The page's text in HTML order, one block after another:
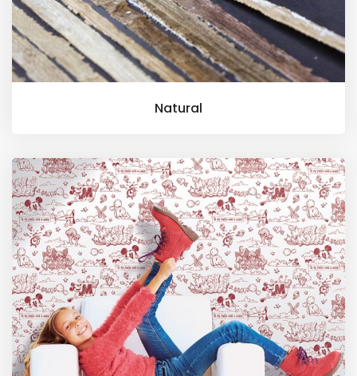
Natural